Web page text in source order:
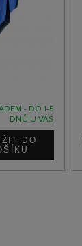
- DO 1-5
DNŮ U VÁS